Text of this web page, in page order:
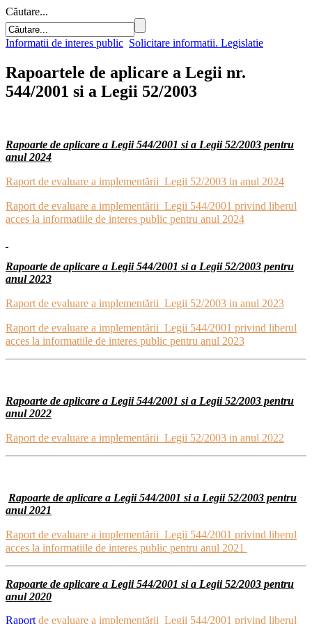
Căutare...
Informatii de interes public Solicitare informatii. Legislatie
Rapoartele de aplicare a Legii nr.
544/2001 si a Legii 52/2003
Rapoarte de aplicare a Legii 544/2001 si a Legii 52/2003 pentru
anul 2024
Raport de evaluare a implementării Legii 52/2003 in anul 2024
Raport de evaluare a implementării Legii 544/2001 privind liberul
acces la informatiile de interes public pentru anul 2024
Rapoarte de aplicare a Legii 544/2001 si a Legii 52/2003 pentru
anul 2023
Raport de evaluare a implementării Legii 52/2003 in anul 2023
Raport de evaluare a implementării Legii 544/2001 privind liberul
acces la informatiile de interes public pentru anul 2023
Rapoarte de aplicare a Legii 544/2001 si a Legii 52/2003 pentru
anul 2022
Raport de evaluare a implementării Legii 52/2003 in anul 2022
Rapoarte de aplicare a Legii 544/2001 si a Legii 52/2003 pentru
anul 2021
Raport de evaluare a implementării Legii 544/2001 privind liberul
acces la informatiile de interes public pentru anul 2021
Rapoarte de aplicare a Legii 544/2001 si a Legii 52/2003 pentru
anul 2020
Raport de evaluare a implementării Legii 544/2001 privind liberul